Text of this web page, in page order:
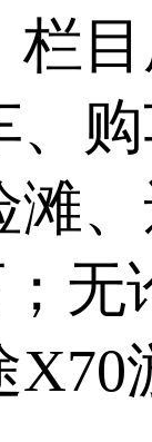
栏
、
滩
X70